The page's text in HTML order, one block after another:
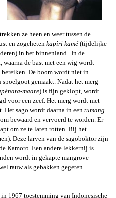
ze heen en weer tussen de
en zogeheten kapiri kamé (tijdelijke
in het binnenland.
In de
de bast met een wig wordt
De boom wordt niet in
gemaakt. Nadat het merg
maare) is fijn geklopt, wordt
voor een zeef. Het merg wordt met
Het sago wordt daarna in een tumang
bewaard en vervoerd te worden. Er
om ze te laten rotten. Bij het
Deze larven van de sagoboktor zijn
Kamoro. Een andere lekkernij is
wordt in gekapte mangrove-
rauw als gebakken gegeten.
1967 toestemming van Indonesische